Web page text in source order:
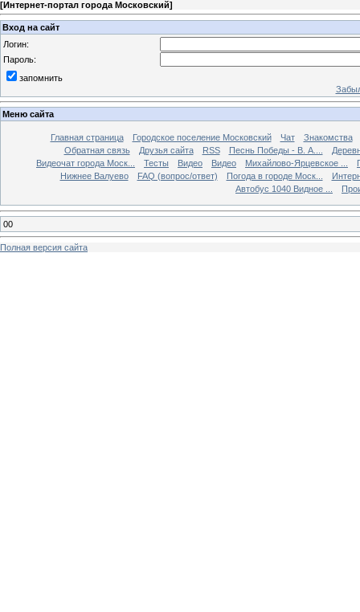
[Интернет-портал города Московский]
Вход на сайт
Логин:
Пароль:
запомнить
Меню сайта
Главная страница Городское поселение Московский Чат
Знакомства
Обратная связь
Друзья сайта RSS Песнь Победы - В. А....
Видеочат города Моск...
Тесты Видео Видео Михайлово-Ярцевское ...
Нижнее Валуево
FAQ (вопрос/ответ) Погода в городе Моск...
Автобус 1040 Видное ...
00
Полная версия сайта